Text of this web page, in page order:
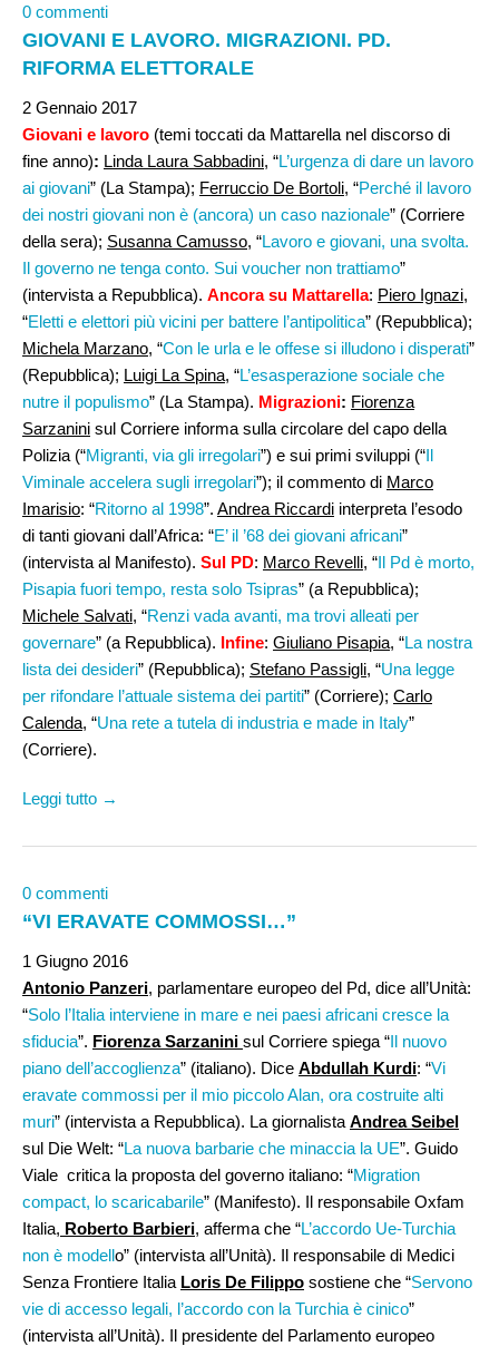
0 commenti
GIOVANI E LAVORO. MIGRAZIONI. PD.
RIFORMA ELETTORALE
2 Gennaio 2017
Giovani e lavoro (temi toccati da Mattarella nel discorso di
fine anno): Linda Laura Sabbadini, “L’urgenza di dare un lavoro
ai giovani” (La Stampa); Ferruccio De Bortoli, “Perché il lavoro
dei nostri giovani non è (ancora) un caso nazionale” (Corriere
della sera); Susanna Camusso, “Lavoro e giovani, una svolta.
Il governo ne tenga conto. Sui voucher non trattiamo”
(intervista a Repubblica). Ancora su Mattarella: Piero Ignazi,
“Eletti e elettori più vicini per battere l’antipolitica” (Repubblica);
Michela Marzano, “Con le urla e le offese si illudono i disperati”
(Repubblica); Luigi La Spina, “L’esasperazione sociale che
nutre il populismo” (La Stampa). Migrazioni: Fiorenza
Sarzanini sul Corriere informa sulla circolare del capo della
Polizia (“Migranti, via gli irregolari”) e sui primi sviluppi (“Il
Viminale accelera sugli irregolari”); il commento di Marco
Imarisio: “Ritorno al 1998”. Andrea Riccardi interpreta l’esodo
di tanti giovani dall’Africa: “E’ il ’68 dei giovani africani”
(intervista al Manifesto). Sul PD: Marco Revelli, “Il Pd è morto,
Pisapia fuori tempo, resta solo Tsipras” (a Repubblica);
Michele Salvati, “Renzi vada avanti, ma trovi alleati per
governare” (a Repubblica). Infine: Giuliano Pisapia, “La nostra
lista dei desideri” (Repubblica); Stefano Passigli, “Una legge
per rifondare l’attuale sistema dei partiti” (Corriere); Carlo
Calenda, “Una rete a tutela di industria e made in Italy”
(Corriere).
Leggi tutto →
0 commenti
“VI ERAVATE COMMOSSI…”
1 Giugno 2016
Antonio Panzeri, parlamentare europeo del Pd, dice all’Unità:
“Solo l’Italia interviene in mare e nei paesi africani cresce la
sfiducia”. Fiorenza Sarzanini sul Corriere spiega “Il nuovo
piano dell’accoglienza” (italiano). Dice Abdullah Kurdi: “Vi
eravate commossi per il mio piccolo Alan, ora costruite alti
muri” (intervista a Repubblica). La giornalista Andrea Seibel
sul Die Welt: “La nuova barbarie che minaccia la UE”. Guido
Viale critica la proposta del governo italiano: “Migration
compact, lo scaricabarile” (Manifesto). Il responsabile Oxfam
Italia, Roberto Barbieri, afferma che “L’accordo Ue-Turchia
non è modello” (intervista all’Unità). Il responsabile di Medici
Senza Frontiere Italia Loris De Filippo sostiene che “Servono
vie di accesso legali, l’accordo con la Turchia è cinico”
(intervista all’Unità). Il presidente del Parlamento europeo